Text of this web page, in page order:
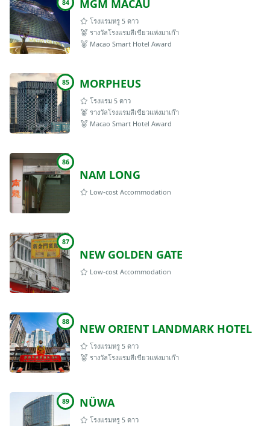
84 MGM MACAU
โรงแรมหรู 5 ดาว
รางวัลโรงแรมสีเขียวแห่งมาเก๊า
Macao Smart Hotel Award
85 MORPHEUS
โรงแรม 5 ดาว
รางวัลโรงแรมสีเขียวแห่งมาเก๊า
Macao Smart Hotel Award
86
NAM LONG
Low-cost Accommodation
87
NEW GOLDEN GATE
Low-cost Accommodation
88 NEW ORIENT LANDMARK HOTEL
โรงแรมหรู 5 ดาว
รางวัลโรงแรมสีเขียวแห่งมาเก๊า
89 NÜWA
โรงแรมหรู 5 ดาว